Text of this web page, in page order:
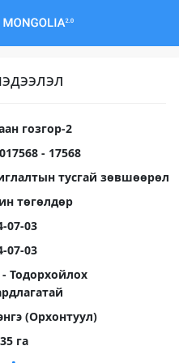
гозгор-2
- 17568
тусгай зөвшөөрөл
төгөлдөр
07-03
07-03
Тодорхойлох
(Орхонтуул)
га